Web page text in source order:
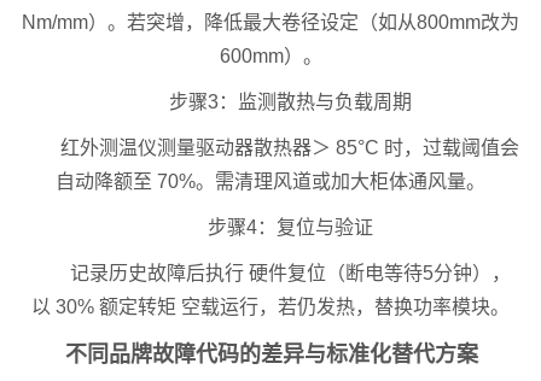
Nm/mm）。若突增，降低最大卷径设定（如从800mm改为
600mm）。
步骤3：监测散热与负载周期
红外测温仪测量驱动器散热器＞ 85°C 时，过载阈值会
自动降额至 70%。需清理风道或加大柜体通风量。
步骤4：复位与验证
记录历史故障后执行 硬件复位（断电等待5分钟），
以 30% 额定转矩 空载运行，若仍发热，替换功率模块。
不同品牌故障代码的差异与标准化替代方案